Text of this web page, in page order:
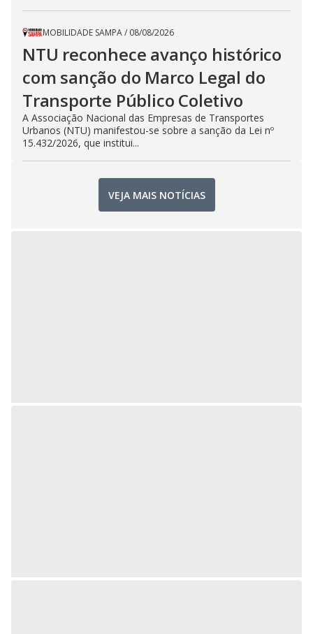
MOBILIDADE SAMPA/ 08/08/2026
NTU reconhece avanço histórico
com sanção do Marco Legal do
Transporte Público Coletivo
A Associação Nacional das Empresas de Transportes
Urbanos (NTU) manifestou-se sobre a sanção da Lei nº
15.432/2026, que institui...
VEJA MAIS NOTÍCIAS